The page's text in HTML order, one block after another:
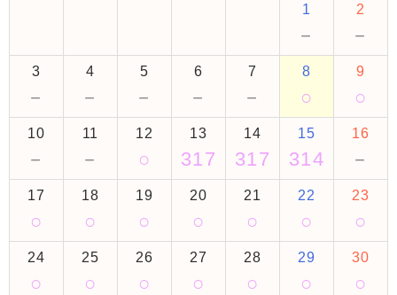
1
－
2
－
3
－
4
－
5
－
6
－
7
－
8
○
9
○
10
－
11
－
12
○
13
317
14
317
15
314
16
－
17
○
18
○
19
○
20
○
21
○
22
○
23
○
24
○
25
○
26
○
27
○
28
○
29
○
30
○